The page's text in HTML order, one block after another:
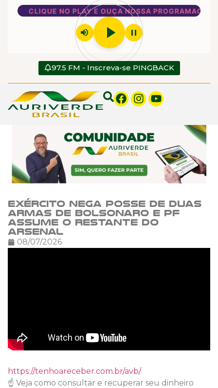
CLIQUE NO PLAY E OUÇA NOSSA PROGRAMAÇÃO
volume_up play_arrow pause
97.5 FM - Inscreva-se PINGBACK
Exército nega posse de duas
armas de Bolsonaro e PF
assume o restante do
arsenal
08/07/2026
https://tenhoareceber.com.br/avb/
☝️ Veja como consultar e recuperar seu dinheiro